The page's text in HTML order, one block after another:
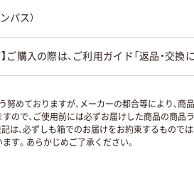
パス）
】ご購入の際は、ご利用ガイド「返品・交
めておりますが、メーカーの都合等により、商
ので、ご使用前には必ずお届けした商品の商
記は、必ずしも箱でのお届けをお約束するものでは
す。あらかじめご了承ください。